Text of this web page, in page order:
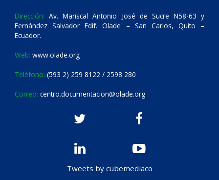
Dirección: Av. Mariscal Antonio José de Sucre N58-63 y
Fernández Salvador Edif. Olade – San Carlos, Quito –
Ecuador.
Web: www.olade.org
Teléfono: (593 2) 259 8122 / 2598 280
Correo: centro.documentacion@olade.org
Tweets by cubemediaco